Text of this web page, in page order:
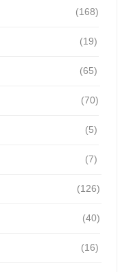
(168)
(19)
(65)
(70)
(5)
(7)
(126)
(40)
(16)